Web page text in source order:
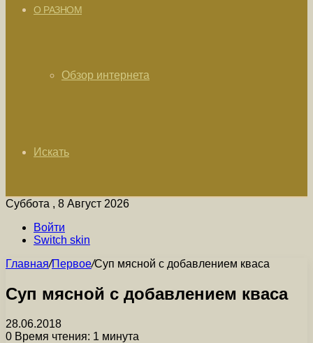
О РАЗНОМ
Обзор интернета
Искать
Суббота , 8 Август 2026
Войти
Switch skin
Главная/Первое/Суп мясной с добавлением кваса
Суп мясной с добавлением кваса
28.06.2018
0 Время чтения: 1 минута